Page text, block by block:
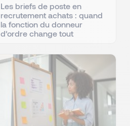
Les briefs de poste en
recrutement achats : quand
la fonction du donneur
d’ordre change tout